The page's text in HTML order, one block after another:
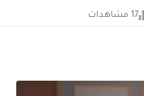
17 مشاهدات